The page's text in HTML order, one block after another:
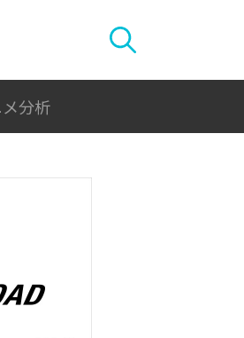
分析